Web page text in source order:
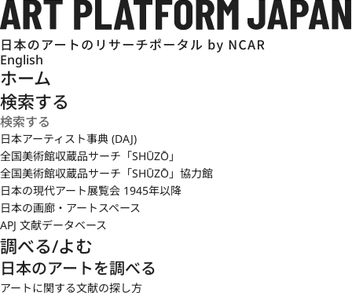
English
ホーム
検索する
日本アーティスト事典 (DAJ)
全国美術館収蔵品サーチ「SHŪZŌ」
全国美術館収蔵品サーチ「SHŪZŌ」協力館
日本の現代アート展覧会 1945年以降
日本の画廊・アートスペース
APJ 文献データベース
調べる/よむ
日本のアートを調べる
アートに関する文献の探し方